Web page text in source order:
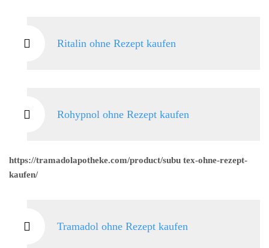
Ritalin ohne Rezept kaufen
Rohypnol ohne Rezept kaufen
https://tramadolapotheke.com/product/subu tex-ohne-rezept-
kaufen/
Tramadol ohne Rezept kaufen